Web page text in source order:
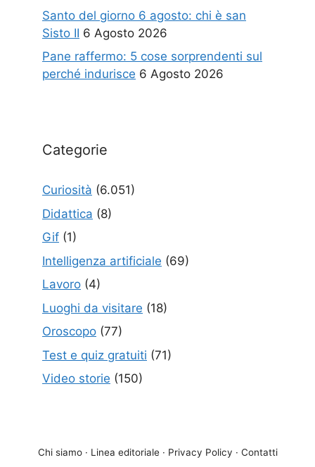
Santo del giorno 6 agosto: chi è san
Sisto II 6 Agosto 2026
Pane raffermo: 5 cose sorprendenti sul
perché indurisce 6 Agosto 2026
Categorie
Curiosità (6.051)
Didattica (8)
Gif (1)
Intelligenza artificiale (69)
Lavoro (4)
Luoghi da visitare (18)
Oroscopo (77)
Test e quiz gratuiti (71)
Video storie (150)
Chi siamo · Linea editoriale · Privacy Policy · Contatti